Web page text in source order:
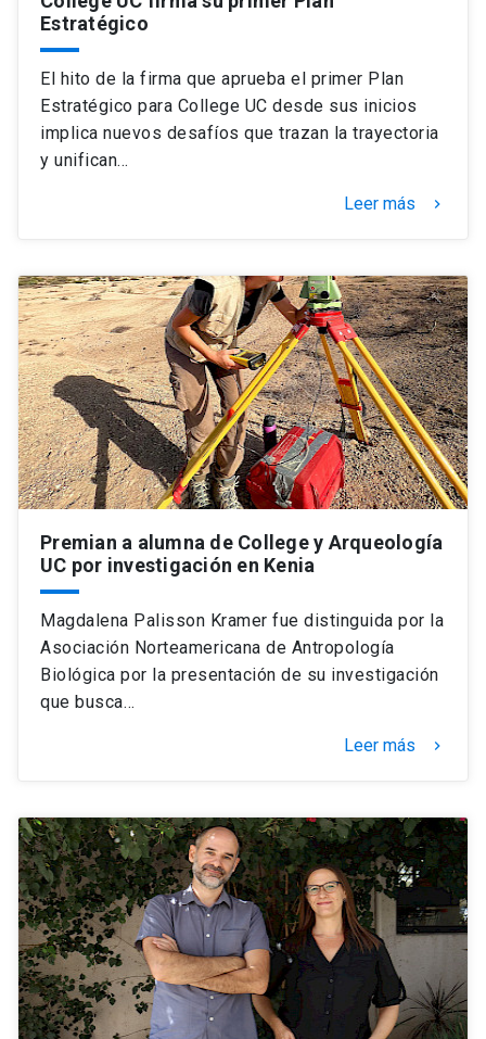
Estratégico
El hito de la firma que aprueba el primer Plan
Estratégico para College UC desde sus inicios
implica nuevos desafíos que trazan la trayectoria
y unifican…
Leer más keyboard_arrow_right
Premian a alumna de College y Arqueología
UC por investigación en Kenia
Magdalena Palisson Kramer fue distinguida por la
Asociación Norteamericana de Antropología
Biológica por la presentación de su investigación
que busca…
Leer más keyboard_arrow_right